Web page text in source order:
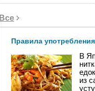
Все
Правила
В
из